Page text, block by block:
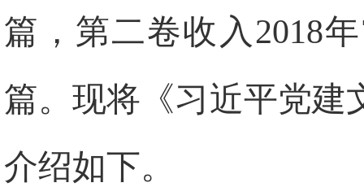
篇，第二卷收入2018
篇。现将《习近平党建
介绍如下。